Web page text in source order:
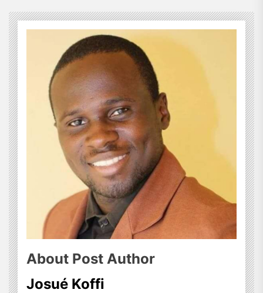
About Post Author
Josué Koffi